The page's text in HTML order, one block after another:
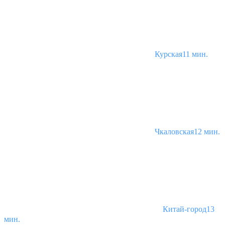
Курская11 мин.
Чкаловская12 мин.
Китай-город13
мин.